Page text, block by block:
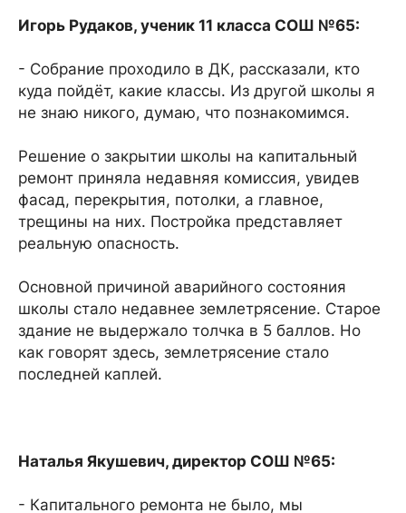
Игорь Рудаков, ученик 11 класса СОШ №65:
- Собрание проходило в ДК, рассказали, кто
куда пойдёт, какие классы. Из другой школы я
не знаю никого, думаю, что познакомимся.
Решение о закрытии школы на капитальный
ремонт приняла недавняя комиссия, увидев
фасад, перекрытия, потолки, а главное,
трещины на них. Постройка представляет
реальную опасность.
Основной причиной аварийного состояния
школы стало недавнее землетрясение. Старое
здание не выдержало толчка в 5 баллов. Но
как говорят здесь, землетрясение стало
последней каплей.
Наталья Якушевич, директор СОШ №65:
- Капитального ремонта не было, мы